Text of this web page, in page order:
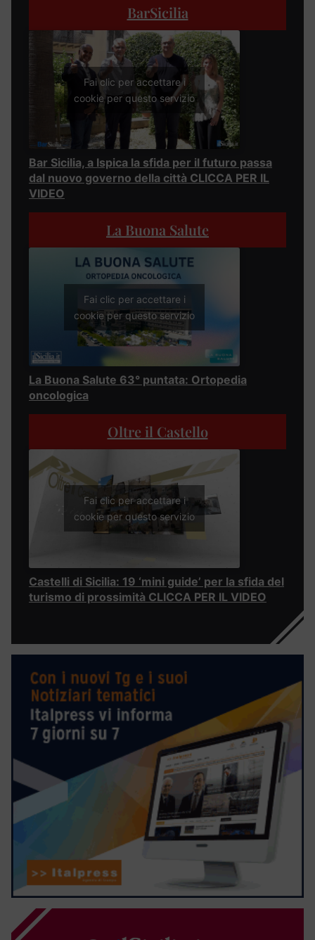
BarSicilia
Fai clic per accettare i
cookie per questo servizio
Bar Sicilia, a Ispica la sfida per il futuro passa
dal nuovo governo della città CLICCA PER IL
VIDEO
La Buona Salute
Fai clic per accettare i
cookie per questo servizio
La Buona Salute 63° puntata: Ortopedia
oncologica
Oltre il Castello
Fai clic per accettare i
cookie per questo servizio
Castelli di Sicilia: 19 ‘mini guide’ per la sfida del
turismo di prossimità CLICCA PER IL VIDEO